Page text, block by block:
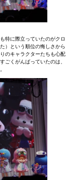
特に際立っていたのがクロ
）という順位の悔しさから
のキャラクターたちも心配
ごくがんばっていたのは、